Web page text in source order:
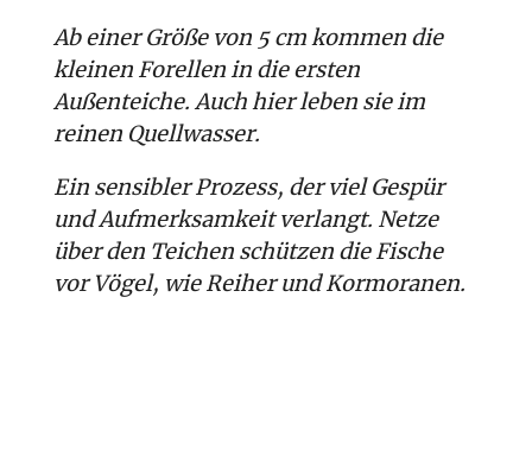
Ab einer Größe von 5 cm kommen die
kleinen Forellen in die ersten
Außenteiche. Auch hier leben sie im
reinen Quellwasser.
Ein sensibler Prozess, der viel Gespür
und Aufmerksamkeit verlangt. Netze
über den Teichen schützen die Fische
vor Vögel, wie Reiher und Kormoranen.